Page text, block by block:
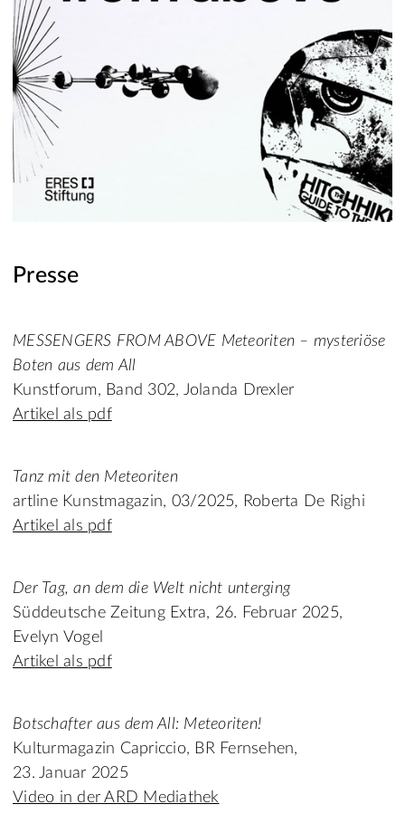
Presse
MESSENGERS FROM ABOVE Meteoriten – mysteriöse
Boten aus dem All
Kunstforum, Band 302, Jolanda Drexler
Artikel als pdf
Tanz mit den Meteoriten
artline Kunstmagazin, 03/2025, Roberta De Righi
Artikel als pdf
Der Tag, an dem die Welt nicht unterging
Süddeutsche Zeitung Extra, 26. Februar 2025,
Evelyn Vogel
Artikel als pdf
Botschafter aus dem All: Meteoriten!
Kulturmagazin Capriccio, BR Fernsehen,
23. Januar 2025
Video in der ARD Mediathek